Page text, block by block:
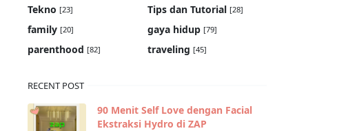
Tekno [23] Tips dan Tutorial [28]
family [20] gaya hidup [79]
parenthood [82] traveling [45]
RECENT POST
90 Menit Self Love dengan Facial
Ekstraksi Hydro di ZAP